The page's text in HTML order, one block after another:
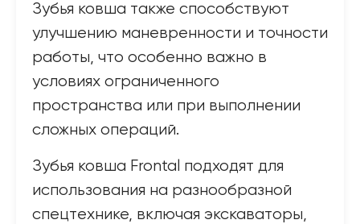
Зубья ковша также способствуют
улучшению маневренности и точности
работы, что особенно важно в
условиях ограниченного
пространства или при выполнении
сложных операций.
Зубья ковша Frontal подходят для
использования на разнообразной
спецтехнике, включая экскаваторы,